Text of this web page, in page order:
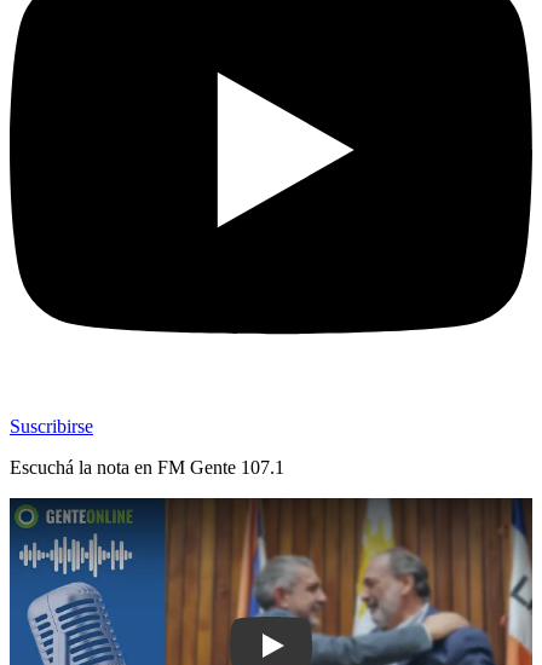
Suscribirse
Escuchá la nota en FM Gente 107.1
Play: Gandini dijo que el "wilsonismo"